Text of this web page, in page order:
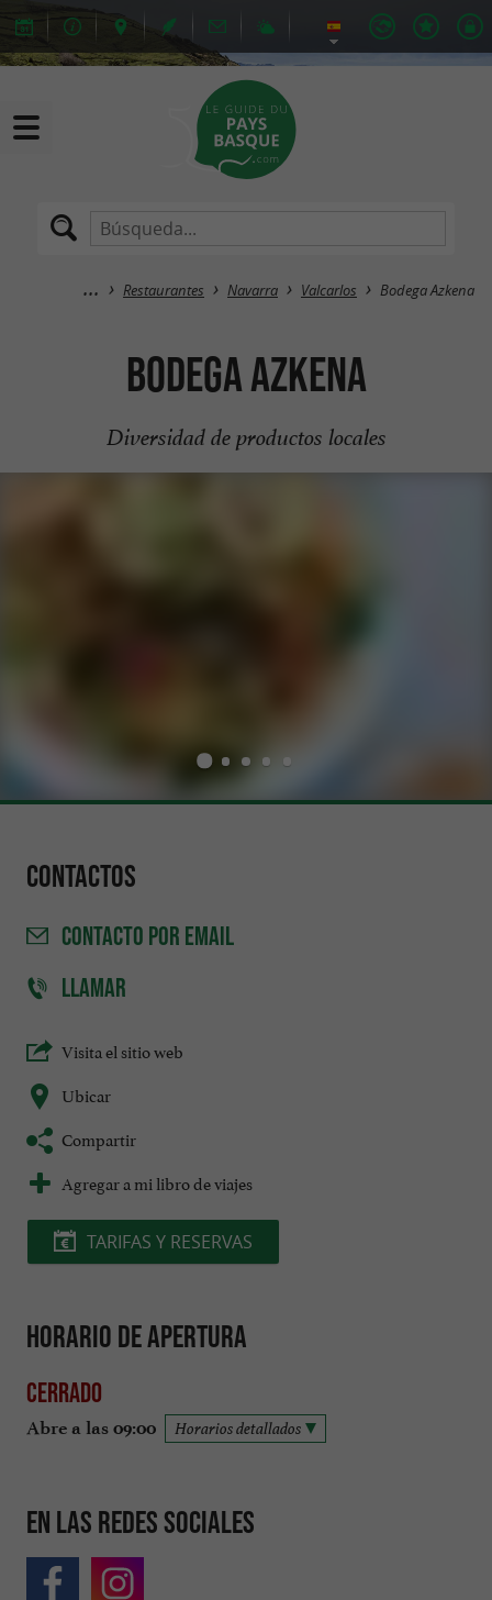
Restaurantes Navarra Valcarlos Bodega Azkena
Bodega Azkena
Diversidad de productos locales
Contactos
CONTACTO POR EMAIL
LLAMAR
Visita el sitio web
Ubicar
Compartir
Agregar a mi libro de viajes
TARIFAS Y RESERVAS
Horario de apertura
Cerrado
Abre a las 09:00 Horarios detallados
En las redes sociales